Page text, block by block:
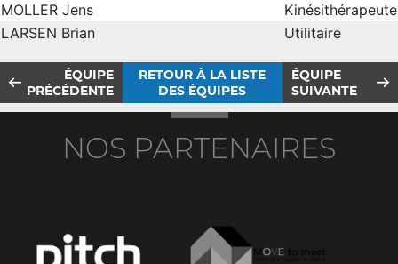
MOLLER Jens
Kinésithérapeute
LARSEN Brian
Utilitaire
ÉQUIPE
PRÉCÉDENTE
RETOUR À LA LISTE
DES ÉQUIPES
ÉQUIPE
SUIVANTE
NOS PARTENAIRES